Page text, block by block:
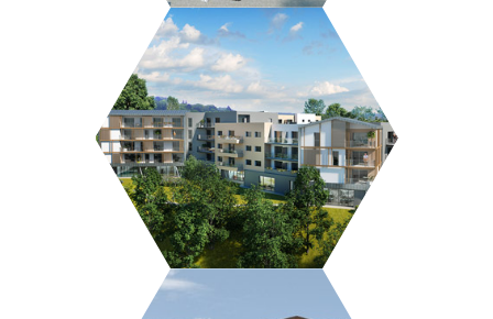
RÉSIDENCE KER MADIOU